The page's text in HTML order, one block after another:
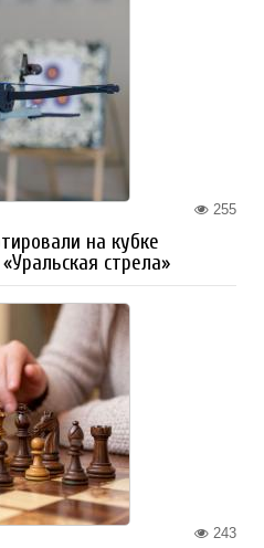
255
на кубке
стрела»
243